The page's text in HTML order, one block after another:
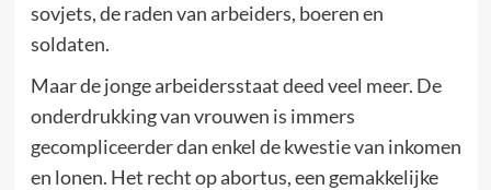
sovjets, de raden van arbeiders, boeren en
soldaten.
Maar de jonge arbeidersstaat deed veel meer. De
onderdrukking van vrouwen is immers
gecompliceerder dan enkel de kwestie van inkomen
en lonen. Het recht op abortus, een gemakkelijke